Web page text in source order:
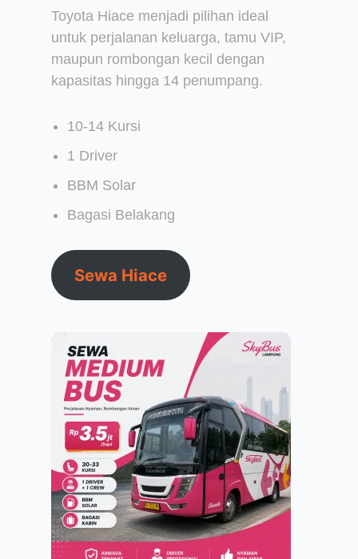
Toyota Hiace menjadi pilihan ideal
untuk perjalanan keluarga, tamu VIP,
maupun rombongan kecil dengan
kapasitas hingga 14 penumpang.
10-14 Kursi
1 Driver
BBM Solar
Bagasi Belakang
Sewa Hiace